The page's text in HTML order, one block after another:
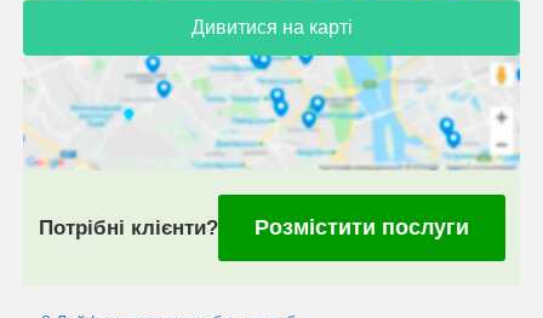
Дивитися на карті
Потрібні клієнти? Розмістити послуги